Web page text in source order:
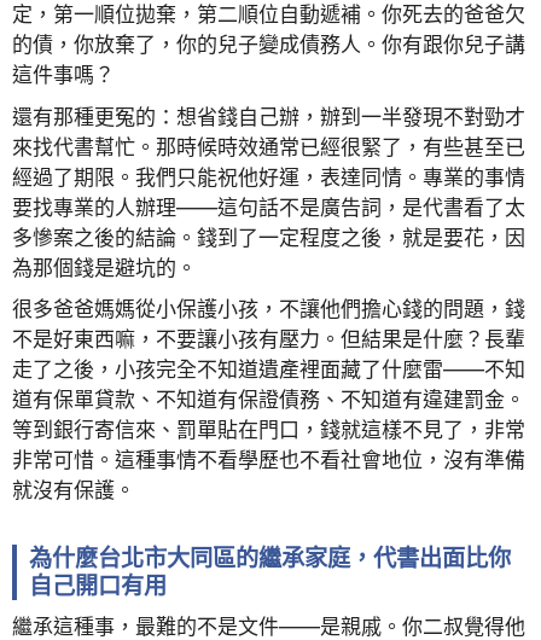
定，第一順位拋棄，第二順位自動遞補。你死去的爸爸欠
的債，你放棄了，你的兒子變成債務人。你有跟你兒子講
這件事嗎？
還有那種更冤的：想省錢自己辦，辦到一半發現不對勁才
來找代書幫忙。那時候時效通常已經很緊了，有些甚至已
經過了期限。我們只能祝他好運，表達同情。專業的事情
要找專業的人辦理——這句話不是廣告詞，是代書看了太
多慘案之後的結論。錢到了一定程度之後，就是要花，因
為那個錢是避坑的。
很多爸爸媽媽從小保護小孩，不讓他們擔心錢的問題，錢
不是好東西嘛，不要讓小孩有壓力。但結果是什麼？長輩
走了之後，小孩完全不知道遺產裡面藏了什麼雷——不知
道有保單貸款、不知道有保證債務、不知道有違建罰金。
等到銀行寄信來、罰單貼在門口，錢就這樣不見了，非常
非常可惜。這種事情不看學歷也不看社會地位，沒有準備
就沒有保護。
為什麼台北市大同區的繼承家庭，代書出面比你
自己開口有用
繼承這種事，最難的不是文件——是親戚。你二叔覺得他